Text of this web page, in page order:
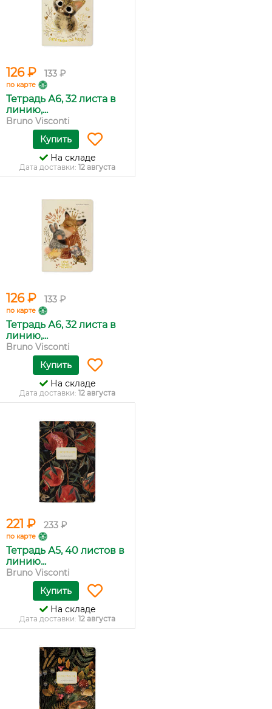
126 ₽ 133 ₽
по карте
Тетрадь А6, 32 листа в
линию,...
Bruno Visconti
Купить
На складе
Дата доставки: 12 августа
126 ₽ 133 ₽
по карте
Тетрадь А6, 32 листа в
линию,...
Bruno Visconti
Купить
На складе
Дата доставки: 12 августа
221 ₽ 233 ₽
по карте
Тетрадь А5, 40 листов в
линию...
Bruno Visconti
Купить
На складе
Дата доставки: 12 августа